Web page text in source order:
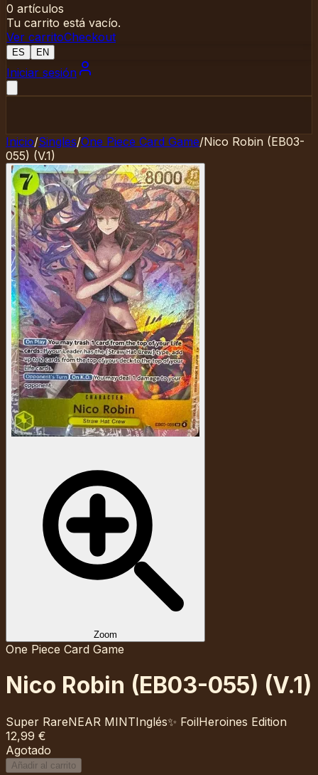
0 artículos
Tu carrito está vacío.
Ver carritoCheckout
ES EN
Iniciar sesión
Inicio/Singles/One Piece Card Game/Nico Robin (EB03-
055) (V.1)
Zoom
One Piece Card Game
Nico Robin (EB03-055) (V.1)
Super RareNEAR MINTInglés✨ FoilHeroines Edition
12,99 €
Agotado
Añadir al carrito